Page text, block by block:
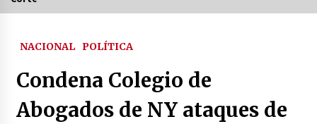
Héctor Díaz-Polanco renuncia a la presidencia
de Morena en la CDMX
NACIONAL POLÍTICA
Condena Colegio de
Abogados de NY ataques de